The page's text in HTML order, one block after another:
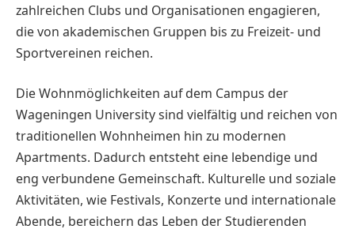
zahlreichen Clubs und Organisationen engagieren,
die von akademischen Gruppen bis zu Freizeit- und
Sportvereinen reichen.
Die Wohnmöglichkeiten auf dem Campus der
Wageningen University sind vielfältig und reichen von
traditionellen Wohnheimen hin zu modernen
Apartments. Dadurch entsteht eine lebendige und
eng verbundene Gemeinschaft. Kulturelle und soziale
Aktivitäten, wie Festivals, Konzerte und internationale
Abende, bereichern das Leben der Studierenden